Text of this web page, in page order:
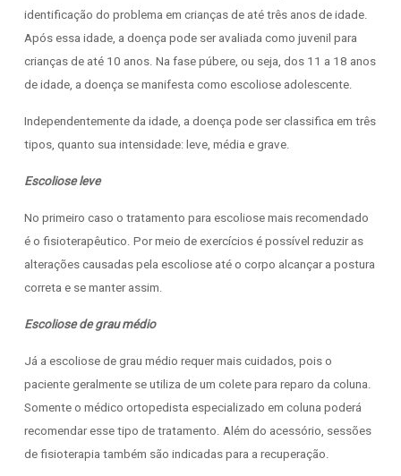
identificação do problema em crianças de até três anos de idade.
Após essa idade, a doença pode ser avaliada como juvenil para
crianças de até 10 anos. Na fase púbere, ou seja, dos 11 a 18 anos
de idade, a doença se manifesta como escoliose adolescente.
Independentemente da idade, a doença pode ser classifica em três
tipos, quanto sua intensidade: leve, média e grave.
Escoliose leve
No primeiro caso o tratamento para escoliose mais recomendado
é o fisioterapêutico. Por meio de exercícios é possível reduzir as
alterações causadas pela escoliose até o corpo alcançar a postura
correta e se manter assim.
Escoliose de grau médio
Já a escoliose de grau médio requer mais cuidados, pois o
paciente geralmente se utiliza de um colete para reparo da coluna.
Somente o médico ortopedista especializado em coluna poderá
recomendar esse tipo de tratamento. Além do acessório, sessões
de fisioterapia também são indicadas para a recuperação.